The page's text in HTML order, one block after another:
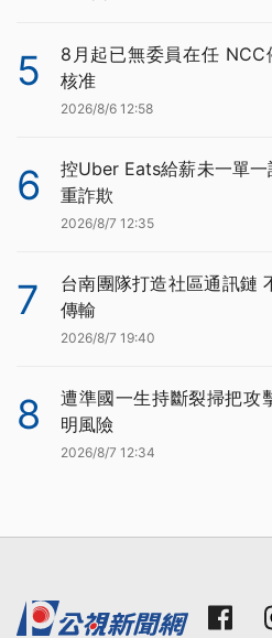
5
8月起已無委員在任
核准
2026/8/6 12:58
6
控Uber Eats給薪未一單
重詐欺
2026/8/7 12:35
7
台南團隊打造社區通訊鏈
傳輸
2026/8/7 19:40
8
遭準國一生持斷裂掃把攻
明風險
2026/8/7 12:34